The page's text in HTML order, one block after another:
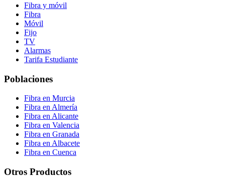
Fibra y móvil
Fibra
Móvil
Fijo
TV
Alarmas
Tarifa Estudiante
Poblaciones
Fibra en Murcia
Fibra en Almería
Fibra en Alicante
Fibra en Valencia
Fibra en Granada
Fibra en Albacete
Fibra en Cuenca
Otros Productos